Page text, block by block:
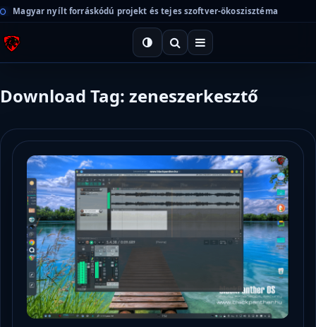
Magyar nyílt forráskódú projekt és tejes szoftver-ökoszisztéma
Download Tag: zeneszerkesztő